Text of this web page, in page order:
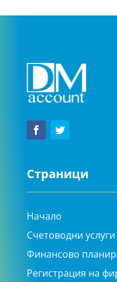
Страници
Начало
Счетоводни услуги
Финансово
Регистрация на